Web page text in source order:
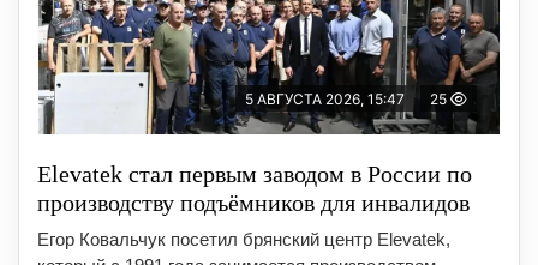
5 АВГУСТА 2026, 15:47 25
Elevatek стал первым заводом в России по
производству подъёмников для инвалидов
Егор Ковальчук посетил брянский центр Elevatek,